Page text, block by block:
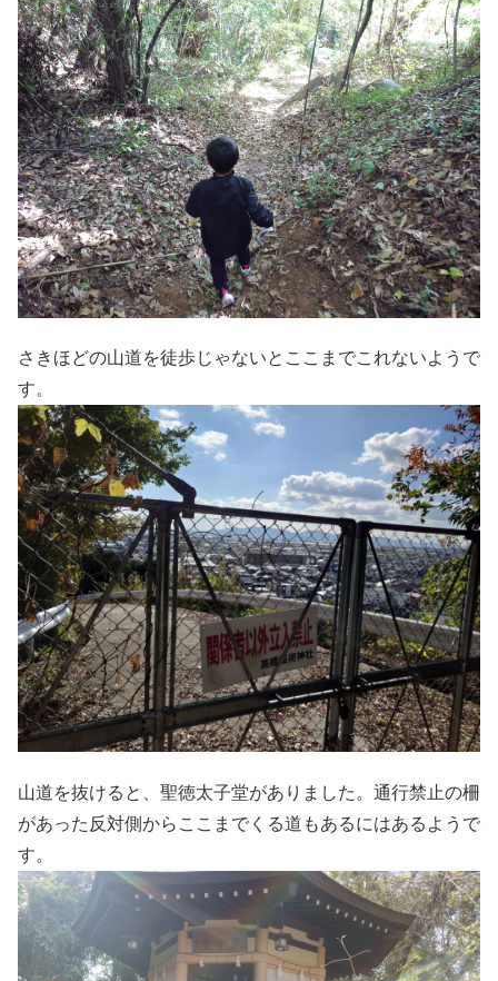
さきほどの山道を徒歩じゃないとここまでこれないようで
す。
山道を抜けると、聖徳太子堂がありました。通行禁止の柵
があった反対側からここまでくる道もあるにはあるようで
す。